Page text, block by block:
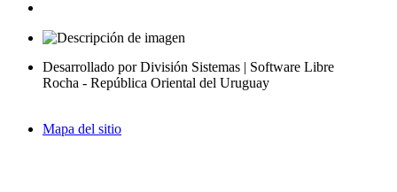
Desarrollado por División Sistemas | Software Libre
Rocha - República Oriental del Uruguay
Mapa del sitio